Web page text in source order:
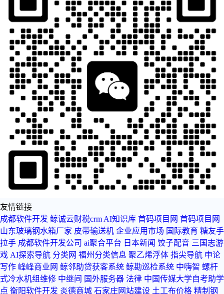
友情链接
成都软件开发 鲸诚云财税crm AI知识库 首码项目网 首码项目网
山东玻璃钢水箱厂家 皮带输送机 企业应用市场 国际教育 糖友手
拉手 成都软件开发公司 ai聚合平台 日本新闻 饺子配音 三国志游
戏 AI探索导航 分类网 福州分类信息 聚乙烯浮体 指尖导航 申论
写作 峰峰商业网 鲸邻助贷获客系统 鲸勘巡检系统 中嗨智 螺杆
式冷水机组维修 中继间 国外服务器 法律 中国传媒大学自考助学
点 衡阳软件开发 炎德商城 石家庄网站建设 土工布价格 精制钢